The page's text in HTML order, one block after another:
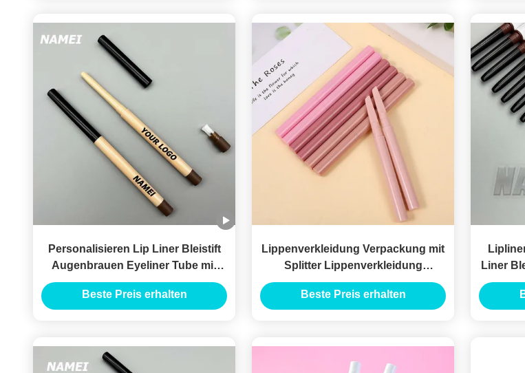
Personalisieren Lip Liner Bleistift
Augenbrauen Eyeliner Tube mit
Bürste Lip Liner Bleistift Behälter
mit Splitter
Beste Preis erhalten
Lippenverkleidung Verpackung mit
Splitter Lippenverkleidung
Bleistiftbehälter mit individuellem
Logo
Beste Preis erhalten
Liner